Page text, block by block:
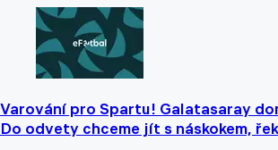
Varování pro Spartu! Galatasaray
Do odvety chceme jít s náskokem,